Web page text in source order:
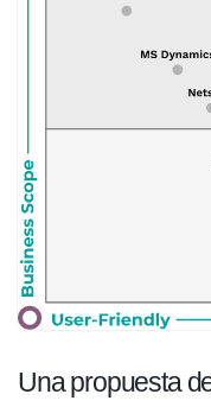
Una propuesta